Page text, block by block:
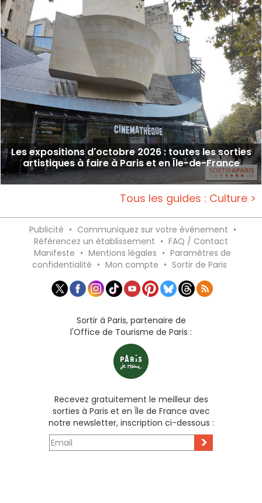
Les expositions d'octobre 2026 : toutes les sorties
artistiques à faire à Paris et en Île-de-France
Tous les guides : Culture >
Publicité • Communiquez sur votre événement •
Référencez un établissement • FAQ / Contact
Manifeste • Mentions légales • Paramètres de
confidentialité • Mon compte • Sortir de Paris
Sortir à Paris, partenaire de
l'Office de Tourisme de Paris :
Recevez gratuitement le meilleur des
sorties à Paris et en Île de France avec
notre newsletter, inscription ci-dessous :
>